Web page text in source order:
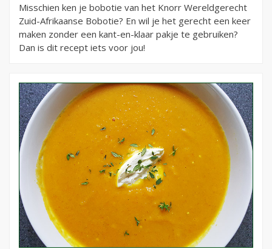
Misschien ken je bobotie van het Knorr Wereldgerecht
Zuid-Afrikaanse Bobotie? En wil je het gerecht een keer
maken zonder een kant-en-klaar pakje te gebruiken?
Dan is dit recept iets voor jou!